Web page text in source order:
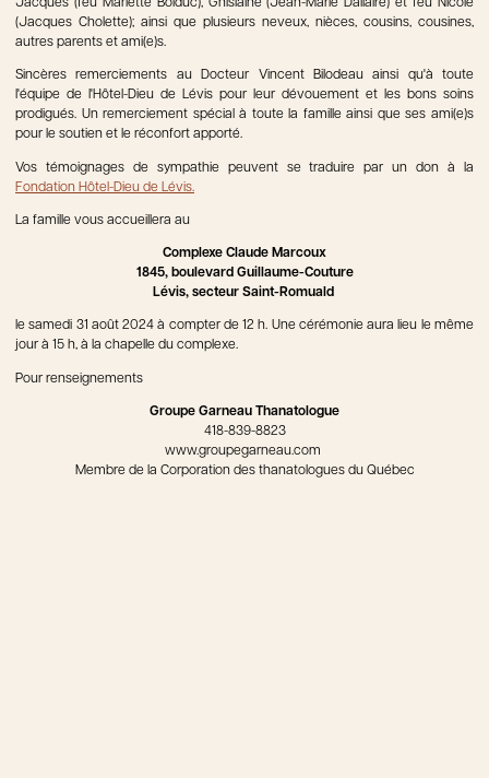
Jacques (feu Mariette Bolduc), Ghislaine (Jean-Marie Dallaire) et feu Nicole
(Jacques Cholette); ainsi que plusieurs neveux, nièces, cousins, cousines,
autres parents et ami(e)s.
Sincères remerciements au Docteur Vincent Bilodeau ainsi qu'à toute
l'équipe de l'Hôtel-Dieu de Lévis pour leur dévouement et les bons soins
prodigués. Un remerciement spécial à toute la famille ainsi que ses ami(e)s
pour le soutien et le réconfort apporté.
Vos témoignages de sympathie peuvent se traduire par un don à la
Fondation Hôtel-Dieu de Lévis.
La famille vous accueillera au
Complexe Claude Marcoux
1845, boulevard Guillaume-Couture
Lévis, secteur Saint-Romuald
le samedi 31 août 2024 à compter de 12 h. Une cérémonie aura lieu le même
jour à 15 h, à la chapelle du complexe.
Pour renseignements
Groupe Garneau Thanatologue
418-839-8823
www.groupegarneau.com
Membre de la Corporation des thanatologues du Québec